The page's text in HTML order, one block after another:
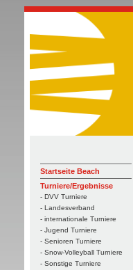
Startseite Beach
Turniere/Ergebnisse
- DVV Turniere
- Landesverband
- internationale Turniere
- Jugend Turniere
- Senioren Turniere
- Snow-Volleyball Turniere
- Sonstige Turniere